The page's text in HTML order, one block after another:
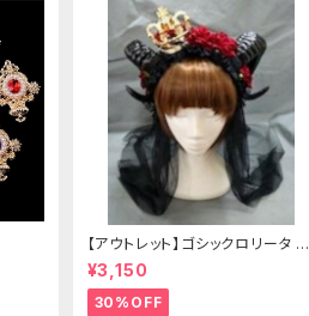
【アウトレット】ゴシックロリータ ゴ
ールドクラウン＆ホーン(ヴェール
付き)
¥3,150
30%OFF